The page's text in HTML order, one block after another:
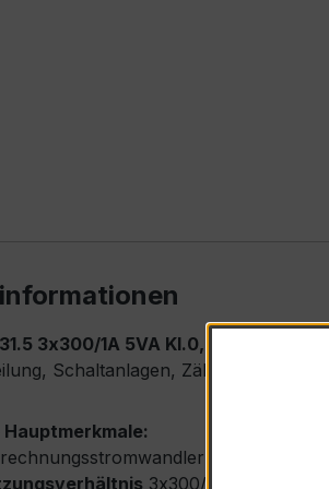
3x300/1A 5VA Kl.0,2
ist ein
Schaltanlagen, Zählerfeldern
(Window-Type)
3x300/1 A